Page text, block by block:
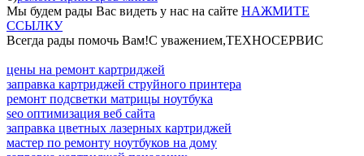
Мы будем рады Вас видеть у нас на сайте НАЖМИТЕ
ССЫЛКУ
Всегда рады помочь Вам!С уважением,ТЕХНОСЕРВИC
цены на ремонт картриджей
заправка картриджей струйного принтера
ремонт подсветки матрицы ноутбука
seo оптимизация веб сайта
заправка цветных лазерных картриджей
мастер по ремонту ноутбуков на дому